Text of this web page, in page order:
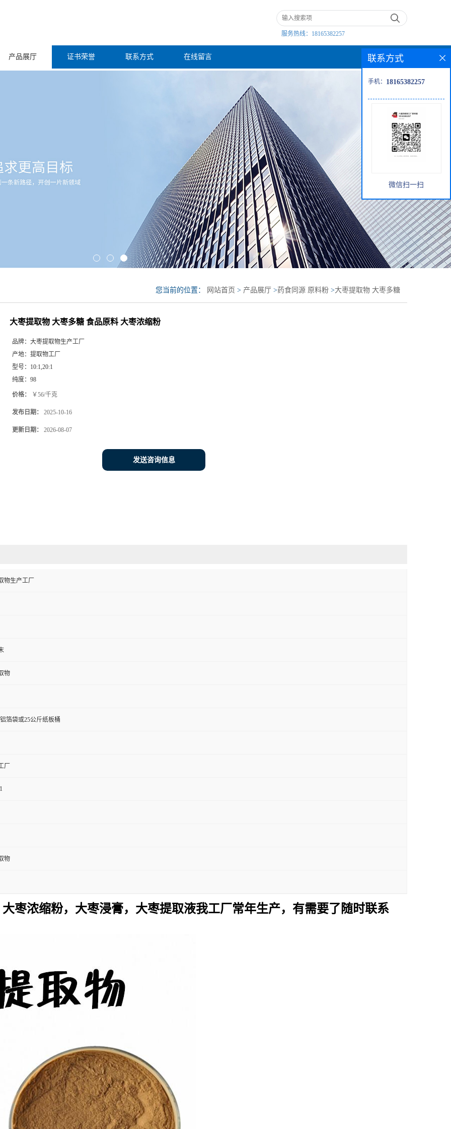
服务热线： 18165382257
产品展厅 证书荣誉 联系方式 在线留言
您当前的位置： 网站首页 > 产品展厅 >药食同源 原料粉 >大枣提取物 大枣多糖
大枣提取物 大枣多糖 食品原料 大枣浓缩粉
品牌： 大枣提取物生产工厂
产地： 提取物工厂
型号： 10:1,20:1
纯度： 98
价格： ￥56/千克
发布日期： 2025-10-16
更新日期： 2026-08-07
发送咨询信息
物生产工厂
物
箔袋或25公斤纸板桶
厂
物
枣浓缩粉，大枣浸膏，大枣提取液我工厂常年生产，有需要了随时联系
联系方式
手机： 18165382257
微信扫一扫